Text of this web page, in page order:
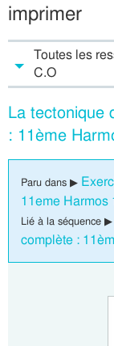
imprimer
Toutes les
C.O
La tectonique
: 11ème
Paru dans ▶
11eme Harmos
Lié à la séquence ▶
complète :